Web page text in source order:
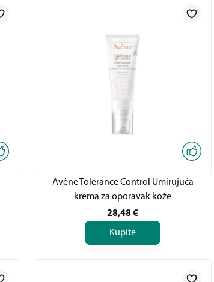
Avène Tolerance Control Umirujuća
krema za oporavak kože
28,48€
Kupite